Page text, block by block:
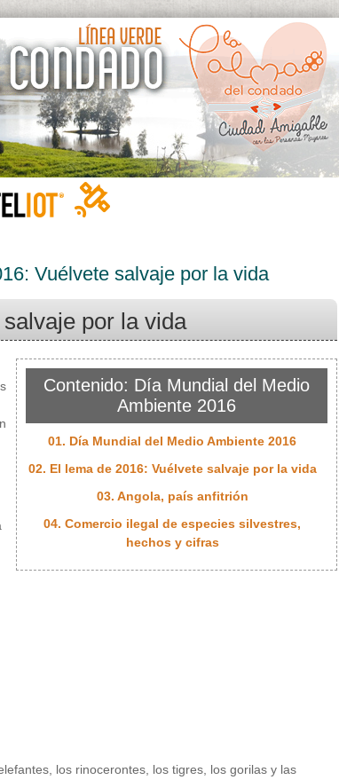
Vuélvete salvaje por la vida
por la vida
Contenido: Día Mundial del Medio
Ambiente 2016
01. Día Mundial del Medio Ambiente 2016
02. El lema de 2016: Vuélvete salvaje por la vida
03. Angola, país anfitrión
04. Comercio ilegal de especies silvestres,
hechos y cifras
los rinocerontes, los tigres, los gorilas y las